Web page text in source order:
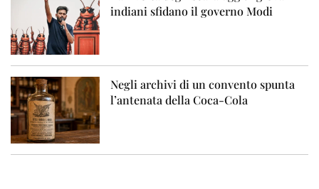
indiani sfidano il governo Modi
Negli archivi di un convento spunta
l’antenata della Coca-Cola